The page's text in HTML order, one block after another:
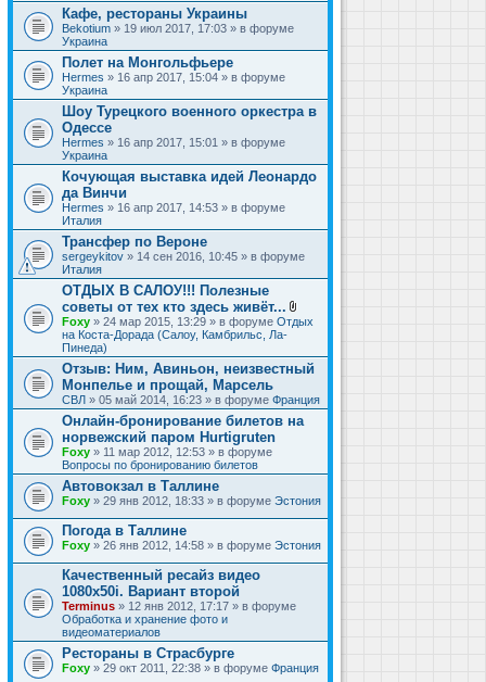
Кафе, рестораны Украины
Bekotium » 19 июл 2017, 17:03 » в форуме
Украина
Полет на Монгольфьере
Hermes » 16 апр 2017, 15:04 » в форуме
Украина
Шоу Турецкого военного оркестра в
Одессе
Hermes » 16 апр 2017, 15:01 » в форуме
Украина
Кочующая выставка идей Леонардо
да Винчи
Hermes » 16 апр 2017, 14:53 » в форуме
Италия
Трансфер по Вероне
sergeykitov » 14 сен 2016, 10:45 » в форуме
Италия
ОТДЫХ В САЛОУ!!! Полезные
советы от тех кто здесь живёт...
В
л
ж
е
и
я
Foxy » 24 мар 2015, 13:29 » в форуме Отдых
на Коста-Дорада (Салоу, Камбрильс, Ла-
Пинеда)
Отзыв: Ним, Авиньон, неизвестный
Монпелье и прощай, Марсель
СВЛ » 05 май 2014, 16:23 » в форуме Франция
Онлайн-бронирование билетов на
норвежский паром Hurtigruten
Foxy » 11 мар 2012, 12:53 » в форуме
Вопросы по бронированию билетов
Автовокзал в Таллине
Foxy » 29 янв 2012, 18:33 » в форуме Эстония
Погода в Таллине
Foxy » 26 янв 2012, 14:58 » в форуме Эстония
Качественный ресайз видео
1080x50i. Вариант второй
Terminus » 12 янв 2012, 17:17 » в форуме
Обработка и хранение фото и
видеоматериалов
Рестораны в Страсбурге
Foxy » 29 окт 2011, 22:38 » в форуме Франция